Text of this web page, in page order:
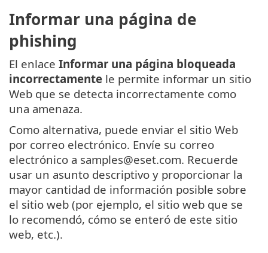
Informar una página de
phishing
El enlace Informar una página bloqueada
incorrectamente le permite informar un sitio
Web que se detecta incorrectamente como
una amenaza.
Como alternativa, puede enviar el sitio Web
por correo electrónico. Envíe su correo
electrónico a samples@eset.com. Recuerde
usar un asunto descriptivo y proporcionar la
mayor cantidad de información posible sobre
el sitio web (por ejemplo, el sitio web que se
lo recomendó, cómo se enteró de este sitio
web, etc.).